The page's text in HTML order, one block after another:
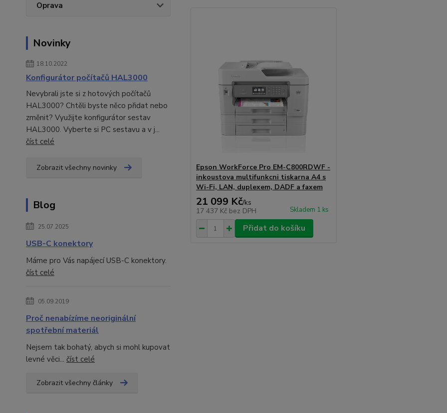
Oprava
Novinky
18.10.2022
Konfigurátor počítačů HAL3000
Nevybrali jste si z hotových počítačů
HAL3000? Chtěli byste něco přidat nebo
změnit? Využijte konfigurátor sestav
HAL3000. Vyberte si PC sestavu a v j...
číst celé
Zobrazit všechny novinky
Blog
25.07.2025
USB-C konektory
Máme pro Vás napájecí USB-C konektory.
číst celé
05.09.2019
Proč nenabízíme neoriginální
spotřební materiál
Nejsem tak bohatý, abych si mohl kupovat
levné věci... číst celé
Zobrazit všechny články
Epson WorkForce Pro EM-C800RDWF -
inkoustova multifunkcni tiskarna A4 s
Wi-Fi, LAN, duplexem, DADF a faxem
21 099 Kč/ks
17 437 Kč bez DPH Skladem 1 ks
Přidat do košíku